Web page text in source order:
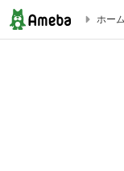
客観的に観ること
ホーム